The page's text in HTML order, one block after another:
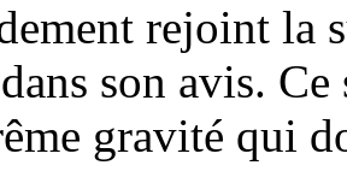
rejoint la
son avis.
gravité qui